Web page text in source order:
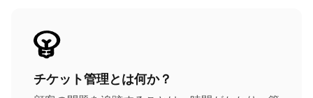
チケット管理とは何か？